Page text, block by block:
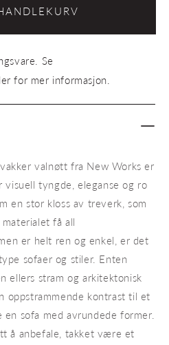
Wide
Se
for mer informasjon.
valnøtt fra New Works er
tyngde, eleganse og ro
en stor kloss av treverk, som
få all
er helt ren og enkel, er det
sofaer og stiler. Enten
ellers stram og arkitektonisk
oppstrammende kontrast til et
sofa med avrundede former.
å anbefale, takket være et